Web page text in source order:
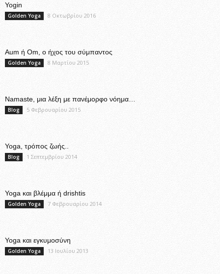
Yogin
Golden Yoga 8 Οκτωβρίου 2016
Aum ή Om, ο ήχος του σύμπαντος
Golden Yoga 8 Μαρτίου 2015
Namaste, μια λέξη με πανέμορφο νόημα…
Blog 5 Φεβρουαρίου 2015
Yoga, τρόπος ζωής..
Blog 1 Σεπτεμβρίου 2014
Yoga και βλέμμα ή drishtis
Golden Yoga 7 Φεβρουαρίου 2014
Yoga και εγκυμοσύνη
Golden Yoga 13 Ιουλίου 2013